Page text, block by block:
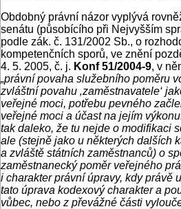
Obdobný právní názor vyplývá
senátu (působícího při Nejvyšším
podle zák. č. 131/2002 Sb., o
kompetenčních sporů, ve znění
4. 5. 2005, č. j. Konf 51/2004-9, v
„právní povaha služebního poměru
zvláštní povahu ‚zaměstnavatele‘
veřejné moci, potřebu pevného
veřejné moci a účast na jejím
tak daleko, že tu nejde o modifikaci
ale (stejně jako u některých dalších
a zvláště státních zaměstnanců) o
zaměstnanecký poměr veřejného
i charakter právní úpravy, kdy právě
tato úprava kodexový charakter a
vůbec, nebo z převážné části